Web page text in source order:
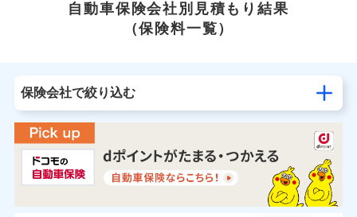
自動車保険会社別見積もり結果
（保険料一覧）
保険会社で絞り込む